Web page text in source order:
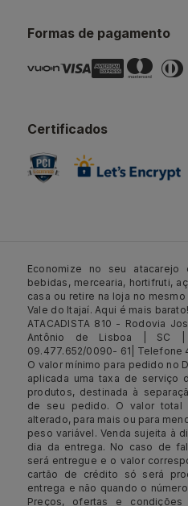
Formas de pagamento
Certificados
Economize no seu atacarejo
bebidas, mercearia, hortifruti,
casa ou retire na loja no
Vale do Itajaí. Aqui é mais
ATACADISTA 810 - Rodovia
Antônio de Lisboa | SC |
09.477.652/0090- 61| Telefone
O valor mínimo para pedido no
aplicada uma taxa de serviço
produtos, destinada à
de seu pedido. O valor total
alterado, para mais ou para
peso variável. Venda sujeita à
dia da entrega. No caso de
será entregue e o valor
cartão de crédito só será
entrega e não quando o
Preços, ofertas e